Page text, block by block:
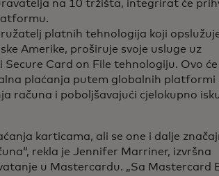
na 10 tržišta, integrirat će
platnih tehnologija koji
Amerike, proširuje svoje usluge uz
Card on File tehnologiju. Ovo
plaćanja putem globalnih platformi
računa i poboljšavajući cjelokupno
karticama, ali se one i dalje
rekla je Jennifer Marriner, izvršna
u Mastercardu. „Sa Mastercard